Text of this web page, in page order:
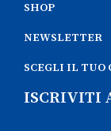
SHOP
NEWSLETTER
SCEGLI IL TUO
ISCRIVITI